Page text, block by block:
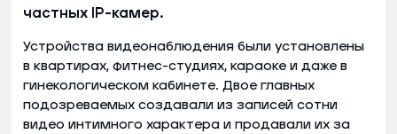
частных IP-камер.
Устройства видеонаблюдения были установлены
в квартирах, фитнес-студиях, караоке и даже в
гинекологическом кабинете. Двое главных
подозреваемых создавали из записей сотни
видео интимного характера и продавали их за